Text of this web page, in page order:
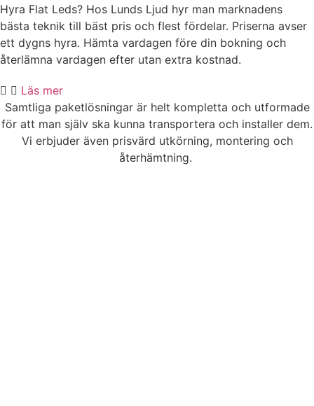
Hyra Flat Leds? Hos Lunds Ljud hyr man marknadens
bästa teknik till bäst pris och flest fördelar. Priserna avser
ett dygns hyra. Hämta vardagen före din bokning och
återlämna vardagen efter utan extra kostnad.
Läs mer
Samtliga paketlösningar är helt kompletta och utformade
för att man själv ska kunna transportera och installer dem.
Vi erbjuder även prisvärd utkörning, montering och
återhämtning.